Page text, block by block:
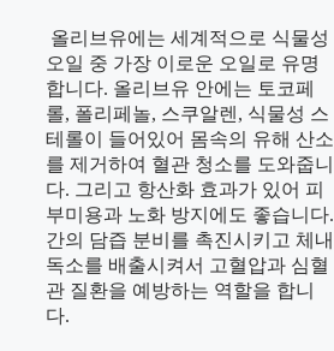
올리브유에는 세계적으로 식물성
오일 중 가장 이로운 오일로 유명
합니다. 올리브유 안에는 토코페
롤, 폴리페놀, 스쿠알렌, 식물성 스
테롤이 들어있어 몸속의 유해 산소
를 제거하여 혈관 청소를 도와줍니
다. 그리고 항산화 효과가 있어 피
부미용과 노화 방지에도 좋습니다.
간의 담즙 분비를 촉진시키고 체내
독소를 배출시켜서 고혈압과 심혈
관 질환을 예방하는 역할을 합니
다.